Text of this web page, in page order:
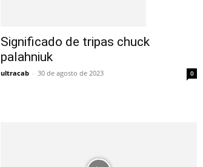
Significado de tripas chuck
palahniuk
ultracab - 30 de agosto de 2023 0